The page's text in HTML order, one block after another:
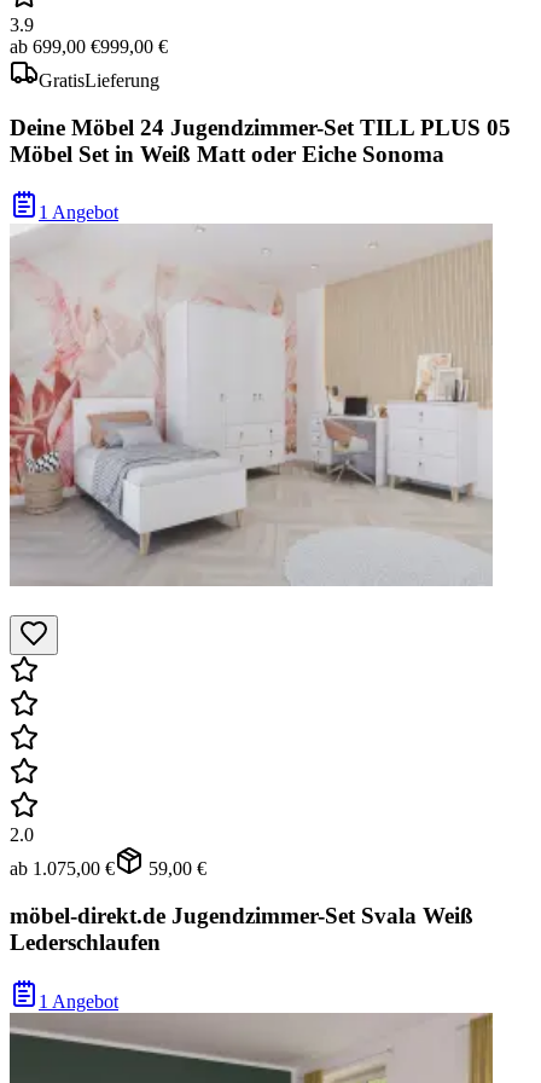
3.9
ab 699,00 €999,00 €
GratisLieferung
Deine Möbel 24 Jugendzimmer-Set TILL PLUS 05
Möbel Set in Weiß Matt oder Eiche Sonoma
1 Angebot
2.0
ab 1.075,00 € 59,00 €
möbel-direkt.de Jugendzimmer-Set Svala Weiß
Lederschlaufen
1 Angebot